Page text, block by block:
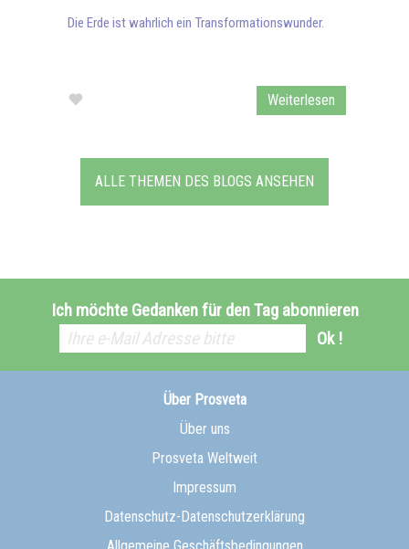
Die Erde ist wahrlich ein Transformationswunder.
Weiterlesen
ALLE THEMEN DES BLOGS ANSEHEN
Ich möchte Gedanken für den Tag abonnieren
Ok !
Über Prosveta
Über uns
Prosveta Weltweit
Impressum
Datenschutz-Datenschutzerklärung